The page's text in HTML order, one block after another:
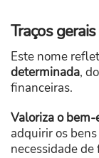
Traços
Este nome
determinada,
financeiras.
Valoriza o
adquirir os
necessidade de